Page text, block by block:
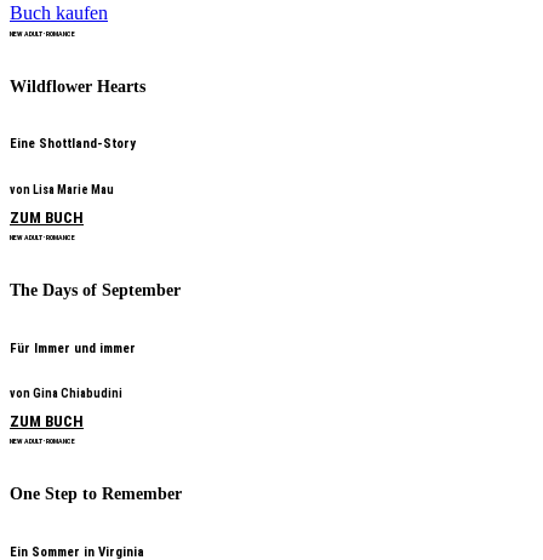
Buch kaufen
NEW ADULT • ROMANCE
Wildflower Hearts
Eine Shottland-Story
von Lisa Marie Mau
ZUM BUCH
NEW ADULT • ROMANCE
The Days of September
Für Immer und immer
von Gina Chiabudini
ZUM BUCH
NEW ADULT • ROMANCE
One Step to Remember
Ein Sommer in Virginia